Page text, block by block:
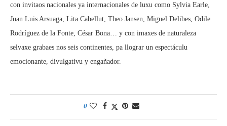
con invitaos nacionales ya internacionales de luxu como Sylvia Earle,
Juan Luis Arsuaga, Lita Cabellut, Theo Jansen, Miguel Delibes, Odile
Rodríguez de la Fonte, César Bona… y con imaxes de naturaleza
selvaxe grabaes nos seis continentes, pa llograr un espectáculu
emocionante, divulgativu y engañador.
0